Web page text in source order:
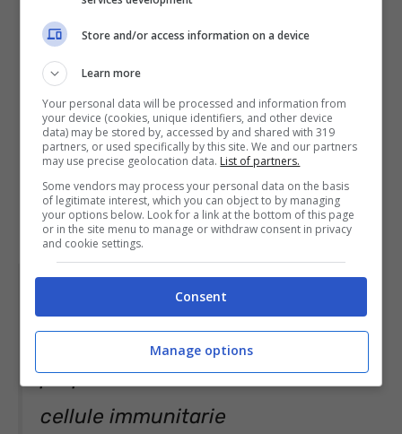
una combinazione di proteine e
antiossidanti raddoppia le
proprietà antinfiammatorie delle
cellule immunitarie
Store and/or access information on a device
Learn more
Your personal data will be processed and information from
your device (cookies, unique identifiers, and other device
data) may be stored by, accessed by and shared with 319
partners, or used specifically by this site. We and our partners
may use precise geolocation data. List of partners.
Some vendors may process your personal data on the basis
of legitimate interest, which you can object to by managing
your options below. Look for a link at the bottom of this page
or in the site menu to manage or withdraw consent in privacy
and cookie settings.
Consent
Manage options